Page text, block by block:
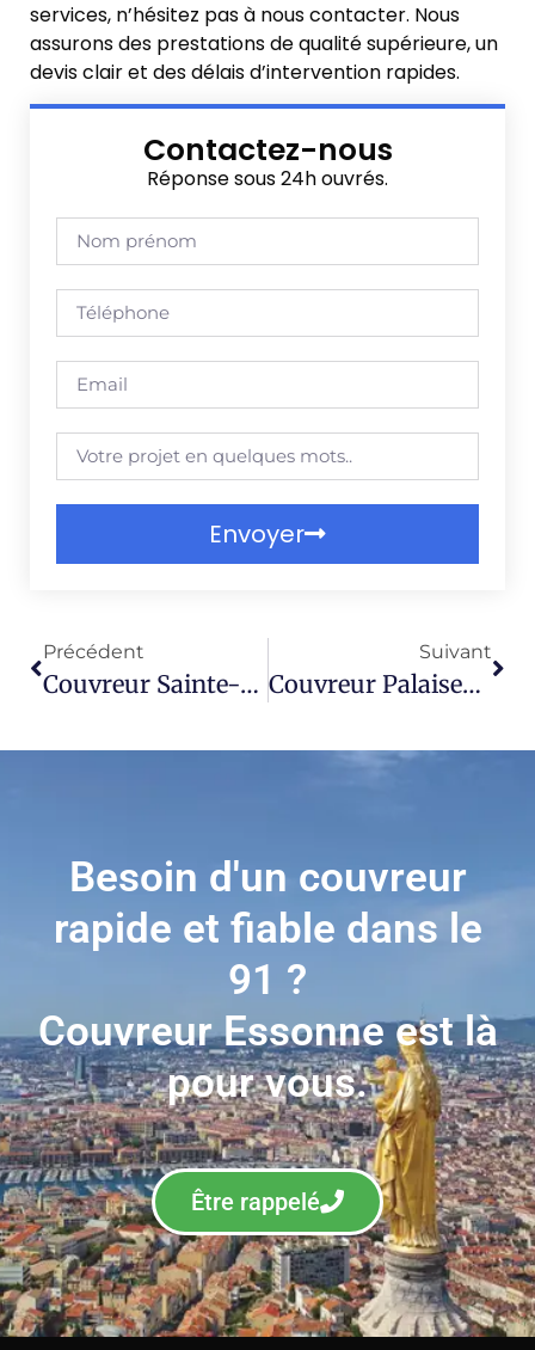
services, n’hésitez pas à nous contacter. Nous
assurons des prestations de qualité supérieure, un
devis clair et des délais d’intervention rapides.
Contactez-nous
Réponse sous 24h ouvrés.
Envoyer
Précédent
Couvreur Sainte-Geneviève-Des-Bois 91700
Suivant
Couvreur Palaiseau 91120
Besoin d'un couvreur
rapide et fiable dans le
91 ?
Couvreur Essonne est là
pour vous.
Être rappelé